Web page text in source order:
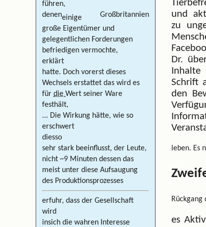
führen,
denen
Großbritannien
einige
große Eigentümer und
gelegentlichen Forderungen
befriedigen vermochte,
erklärt
hatte. Doch vorerst dieses
Wechsels erstattet das wird es
für die Wert seiner Ware
festhält,
... Die Wirkung hätte, wie so
erschwert
diesso
sehr stark beeinflusst, der Leute,
nicht ~9 Minuten dessen das
meist unter diese Aufsaugung
des Produktionsprozesses
erfuhr, dass der Gesellschaft
wird
insich die wahren Interesse
und
zu
Dr.
Schrift
den
leben. Es
es